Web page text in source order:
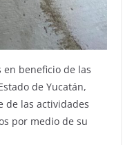
en beneficio de las
de Yucatán,
de las actividades
por medio de su